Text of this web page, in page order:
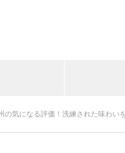
の気になる評価！洗練された味わい